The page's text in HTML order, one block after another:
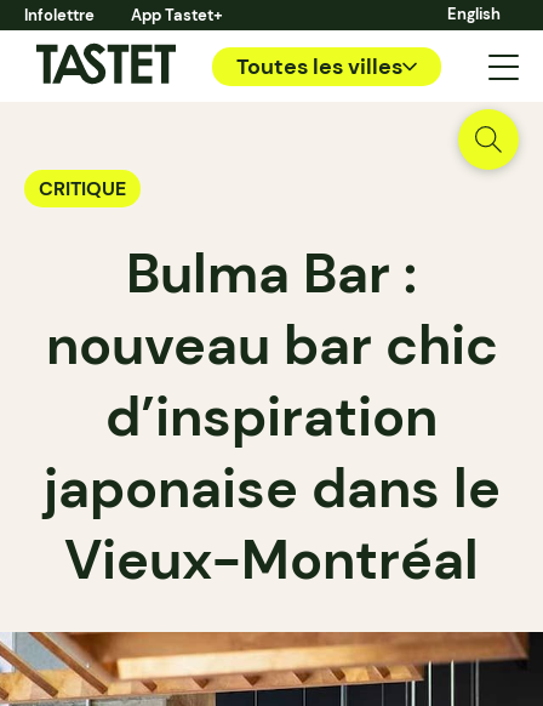
Infolettre App Tastet+ English
Toutes les villes
CRITIQUE
Bulma Bar :
nouveau bar chic
d’inspiration
japonaise dans le
Vieux-Montréal